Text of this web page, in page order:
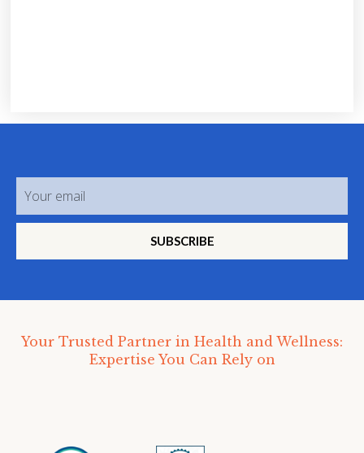
SUBSCRIBE
Your Trusted Partner in Health and Wellness:
Expertise You Can Rely on